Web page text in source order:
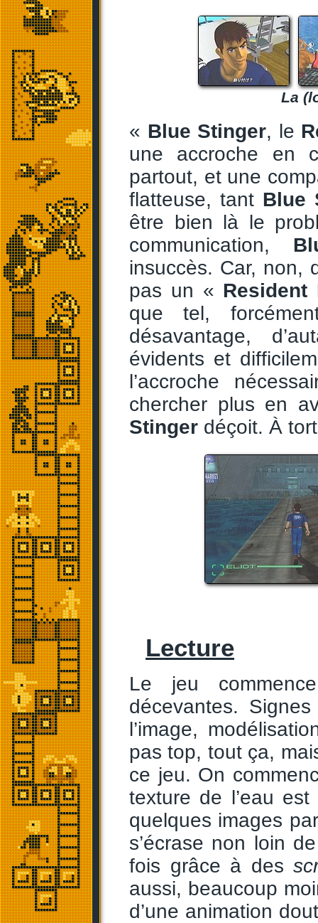
La
« Blue Stinger, le
une accroche en
partout, et une
flatteuse, tant Blue
être bien là le
communication,
insuccès. Car, non,
pas un « Resident
que tel,
désavantage,
évidents et
l’accroche
chercher plus en
Stinger déçoit. À
Lecture
Le jeu
décevantes.
l’image,
pas top, tout ça,
ce jeu. On
texture de l’eau
quelques images
s’écrase non loin
fois grâce à des
aussi, beaucoup
d’une animation